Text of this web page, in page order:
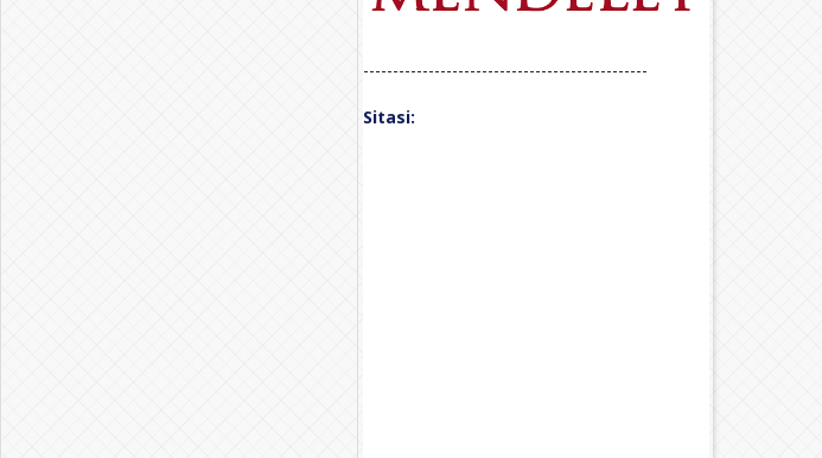
------------------------------------------------
Sitasi: